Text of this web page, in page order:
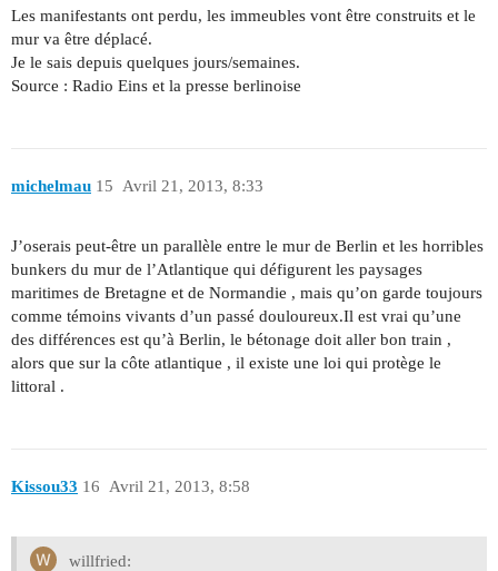
Les manifestants ont perdu, les immeubles vont être construits et le
mur va être déplacé.
Je le sais depuis quelques jours/semaines.
Source : Radio Eins et la presse berlinoise
michelmau Avril 21, 2013, 8:33
15
J’oserais peut-être un parallèle entre le mur de Berlin et les horribles
bunkers du mur de l’Atlantique qui défigurent les paysages
maritimes de Bretagne et de Normandie , mais qu’on garde toujours
comme témoins vivants d’un passé douloureux.Il est vrai qu’une
des différences est qu’à Berlin, le bétonage doit aller bon train ,
alors que sur la côte atlantique , il existe une loi qui protège le
littoral .
Kissou33 Avril 21, 2013, 8:58
16
willfried: